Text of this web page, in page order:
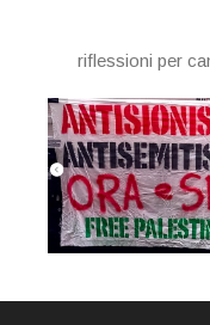
contenutoriflessioni per